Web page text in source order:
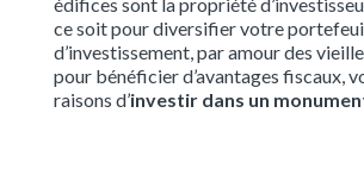
ce soit pour diversifier votre
d’investissement, par amour des
pour bénéficier d’avantages fiscaux,
raisons d’investir dans un